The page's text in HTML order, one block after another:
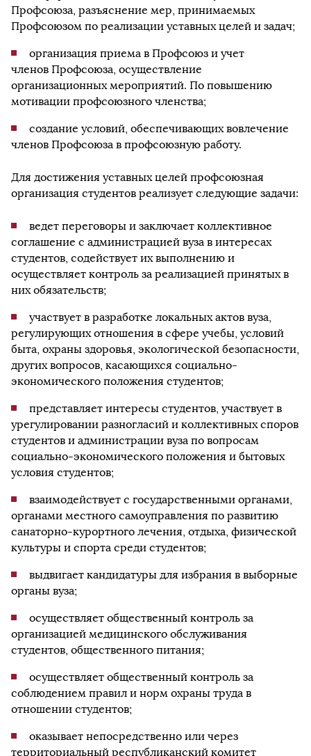
Профсоюза, разъяснение мер, принимаемых
Профсоюзом по реализации уставных целей и задач;
организация приема в Профсоюз и учет
членов Профсоюза, осуществление
организационных мероприятий. По повышению
мотивации профсоюзного членства;
создание условий, обеспечивающих вовлечение
членов Профсоюза в профсоюзную работу.
Для достижения уставных целей профсоюзная
организация студентов реализует следующие задачи:
ведет переговоры и заключает коллективное
соглашение с администрацией вуза в интересах
студентов, содействует их выполнению и
осуществляет контроль за реализацией принятых в
них обязательств;
участвует в разработке локальных актов вуза,
регулирующих отношения в сфере учебы, условий
быта, охраны здоровья, экологической безопасности,
других вопросов, касающихся социально-
экономического положения студентов;
представляет интересы студентов, участвует в
урегулировании разногласий и коллективных споров
студентов и администрации вуза по вопросам
социально-экономического положения и бытовых
условия студентов;
взаимодействует с государственными органами,
органами местного самоуправления по развитию
санаторно-курортного лечения, отдыха, физической
культуры и спорта среди студентов;
выдвигает кандидатуры для избрания в выборные
органы вуза;
осуществляет общественный контроль за
организацией медицинского обслуживания
студентов, общественного питания;
осуществляет общественный контроль за
соблюдением правил и норм охраны труда в
отношении студентов;
оказывает непосредственно или через
территориальный республиканский комитет